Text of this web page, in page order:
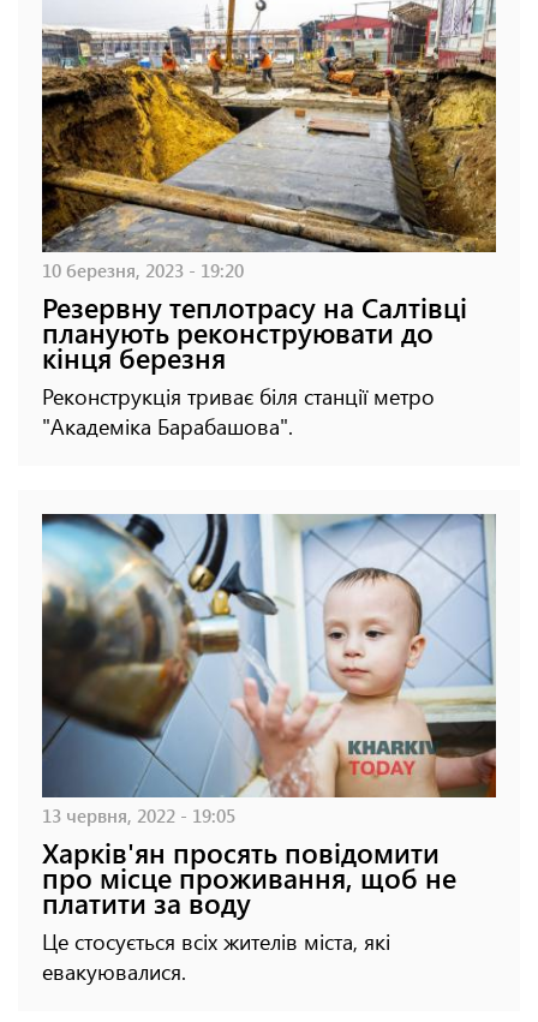
10 березня, 2023 - 19:20
Резервну теплотрасу на Салтівці
планують реконструювати до
кінця березня
Реконструкція триває біля станції метро
"Академіка Барабашова".
13 червня, 2022 - 19:05
Харків'ян просять повідомити
про місце проживання, щоб не
платити за воду
Це стосується всіх жителів міста, які
евакуювалися.